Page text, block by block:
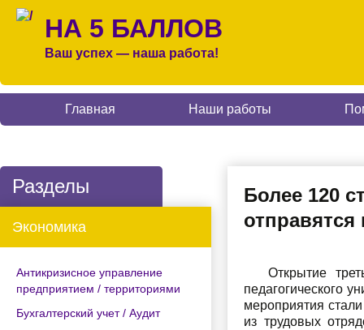
НА 5 БАЛЛОВ
Ваш успех — наша работа!
Главная Наши работы
Разделы
Экономика
Антикризисное управление
предприятием / территориями
Бухгалтерский учет / Аудит
Более 120
отправятся
Открытие
педагогического
мероприятия
из трудовых